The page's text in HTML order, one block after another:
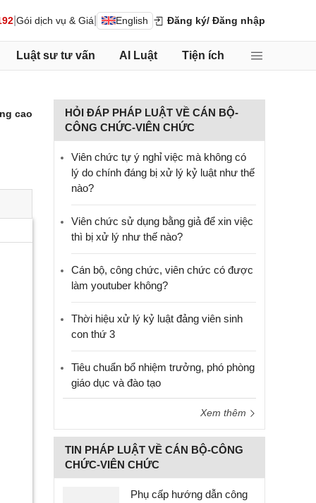
Gói dịch vụ & Giá English Đăng ký/ Đăng nhập
Luật sư tư vấn AI Luật Tiện ích
cao
HỎI ĐÁP PHÁP LUẬT VỀ CÁN BỘ-
CÔNG CHỨC-VIÊN CHỨC
Viên chức tự ý nghỉ việc mà không có
lý do chính đáng bị xử lý kỷ luật như thế
nào?
Viên chức sử dụng bằng giả để xin việc
thì bị xử lý như thế nào?
Cán bộ, công chức, viên chức có được
làm youtuber không?
Thời hiệu xử lý kỷ luật đảng viên sinh
con thứ 3
Tiêu chuẩn bổ nhiệm trưởng, phó phòng
giáo dục và đào tạo
Xem thêm
TIN PHÁP LUẬT VỀ CÁN BỘ-CÔNG
CHỨC-VIÊN CHỨC
Phụ cấp hướng dẫn công